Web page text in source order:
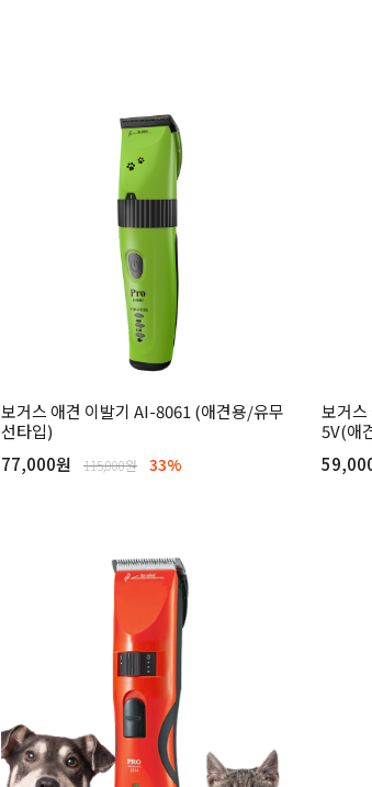
보거스 애견 이발기 AI-8061 (애견용/유무
선타입)
77,000원
115,000원 33%
보거
5V(애